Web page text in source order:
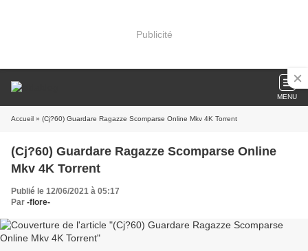
Publicité
MENU
Accueil » (Cj?60) Guardare Ragazze Scomparse Online Mkv 4K Torrent
(Cj?60) Guardare Ragazze Scomparse Online
Mkv 4K Torrent
Publié le 12/06/2021 à 05:17
Par -flore-